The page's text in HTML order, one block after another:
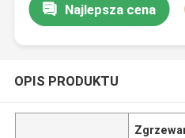
Najlepsza cena
OPIS PRODUKTU